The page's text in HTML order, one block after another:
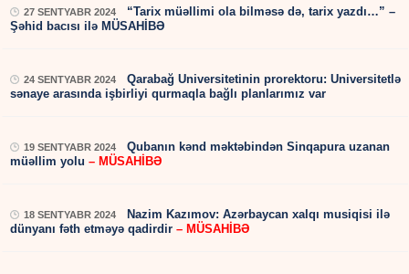
27 SENTYABR 2024
“Tarix müəllimi ola bilməsə də, tarix yazdı…” –
Şəhid bacısı ilə MÜSAHİBƏ
24 SENTYABR 2024
Qarabağ Universitetinin prorektoru: Universitetlə
sənaye arasında işbirliyi qurmaqla bağlı planlarımız var
19 SENTYABR 2024
Qubanın kənd məktəbindən Sinqapura uzanan
müəllim yolu– MÜSAHİBƏ
18 SENTYABR 2024
Nazim Kazımov: Azərbaycan xalqı musiqisi ilə
dünyanı fəth etməyə qadirdir– MÜSAHİBƏ